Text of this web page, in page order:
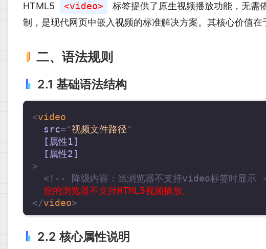
HTML5 <video>
标签提供了原生视频播放功能，无需
制，是现代网页中嵌入视频的标准解决方案。其核心价值
二、语法规则
2.1 基础语法结构
<video
src="视频文件路径"
[属性1]
[属性2]
>
<!-- 降级内容：当浏览器不支持video标签时显示
</video>
2.2 核心属性说明